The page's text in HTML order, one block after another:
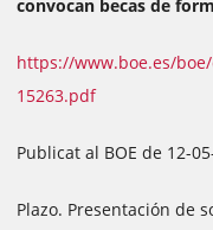
convocan becas de
https://www.boe.es/
15263.pdf
Publicat al BOE de 12-
Plazo. Presentación de